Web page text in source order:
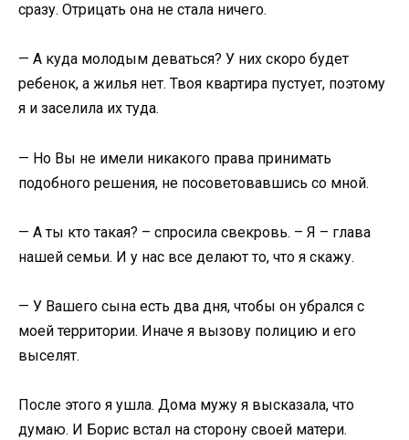
сразу. Отрицать она не стала ничего.
— А куда молодым деваться? У них скоро будет
ребенок, а жилья нет. Твоя квартира пустует, поэтому
я и заселила их туда.
— Но Вы не имели никакого права принимать
подобного решения, не посоветовавшись со мной.
— А ты кто такая? – спросила свекровь. – Я – глава
нашей семьи. И у нас все делают то, что я скажу.
— У Вашего сына есть два дня, чтобы он убрался с
моей территории. Иначе я вызову полицию и его
выселят.
После этого я ушла. Дома мужу я высказала, что
думаю. И Борис встал на сторону своей матери.